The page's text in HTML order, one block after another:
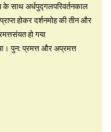
के साथ अर्धपुद्गलपरिवर्तनकाल
होकर दर्शनमोह की तीन और
हो गया
पुन: प्रमत्त और अप्रमत्त